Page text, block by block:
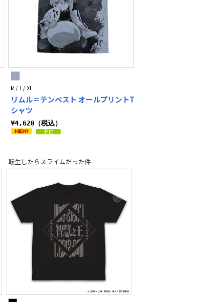
M / L / XL
リムル＝テンペスト オールプリントT
シャツ
¥4,620（税込）
転生したらスライムだった件